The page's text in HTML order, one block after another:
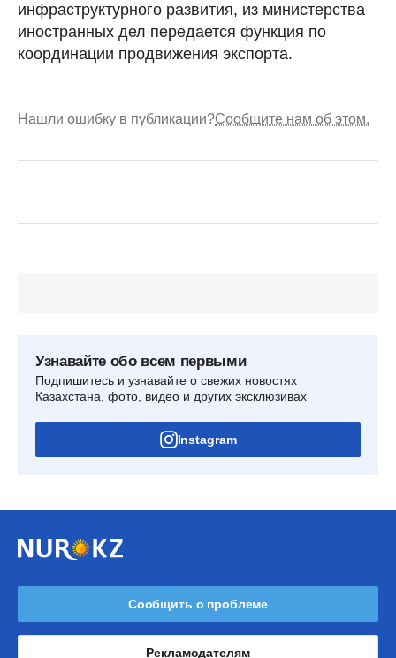
инфраструктурного развития, из министерства
иностранных дел передается функция по
координации продвижения экспорта.
Нашли ошибку в публикации?Сообщите нам об этом.
Узнавайте обо всем первыми
Подпишитесь и узнавайте о свежих новостях
Казахстана, фото, видео и других эксклюзивах
Instagram
Сообщить о проблеме
Рекламодателям